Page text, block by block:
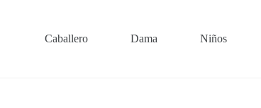
Caballero Dama Niños